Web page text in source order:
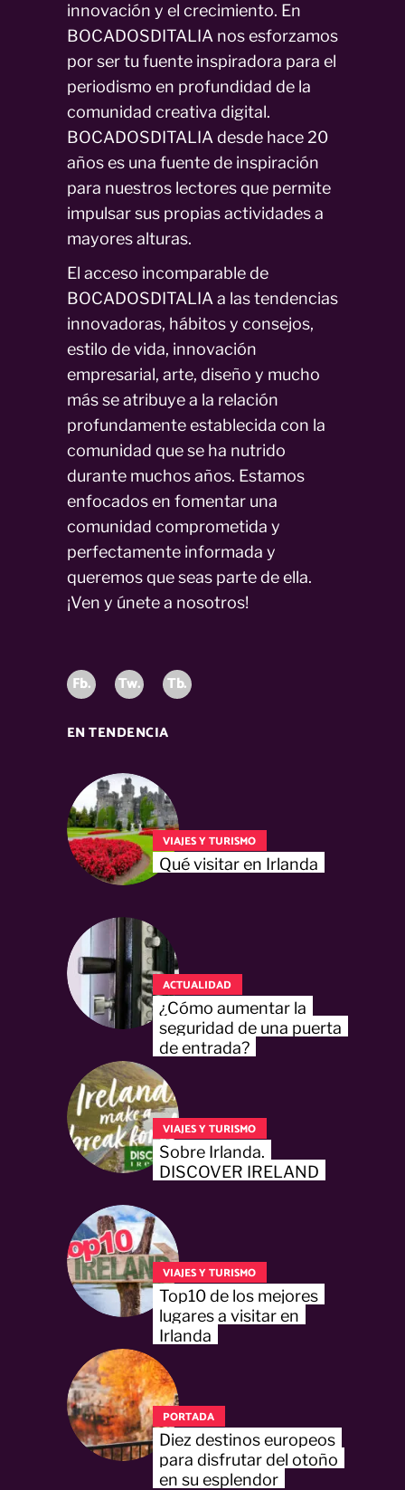
innovación y el crecimiento. En
BOCADOSDITALIA nos esforzamos
por ser tu fuente inspiradora para el
periodismo en profundidad de la
comunidad creativa digital.
BOCADOSDITALIA desde hace 20
años es una fuente de inspiración
para nuestros lectores que permite
impulsar sus propias actividades a
mayores alturas.
El acceso incomparable de
BOCADOSDITALIA a las tendencias
innovadoras, hábitos y consejos,
estilo de vida, innovación
empresarial, arte, diseño y mucho
más se atribuye a la relación
profundamente establecida con la
comunidad que se ha nutrido
durante muchos años. Estamos
enfocados en fomentar una
comunidad comprometida y
perfectamente informada y
queremos que seas parte de ella.
¡Ven y únete a nosotros!
Fb. Tw. Tb.
EN TENDENCIA
VIAJES Y TURISMO
Qué visitar en Irlanda
ACTUALIDAD
¿Cómo aumentar la
seguridad de una puerta
de entrada?
VIAJES Y TURISMO
Sobre Irlanda.
DISCOVER IRELAND
VIAJES Y TURISMO
Top10 de los mejores
lugares a visitar en
Irlanda
PORTADA
Diez destinos europeos
para disfrutar del otoño
en su esplendor